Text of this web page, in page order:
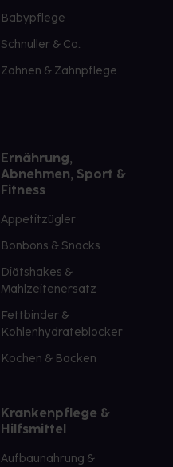
Babypflege
Schnuller & Co.
Zahnen & Zahnpflege
Ernährung,
Abnehmen, Sport &
Fitness
Appetitzügler
Bonbons & Snacks
Diätshakes &
Mahlzeitenersatz
Fettbinder &
Kohlenhydrateblocker
Kochen & Backen
Krankenpflege &
Hilfsmittel
Aufbaunahrung &